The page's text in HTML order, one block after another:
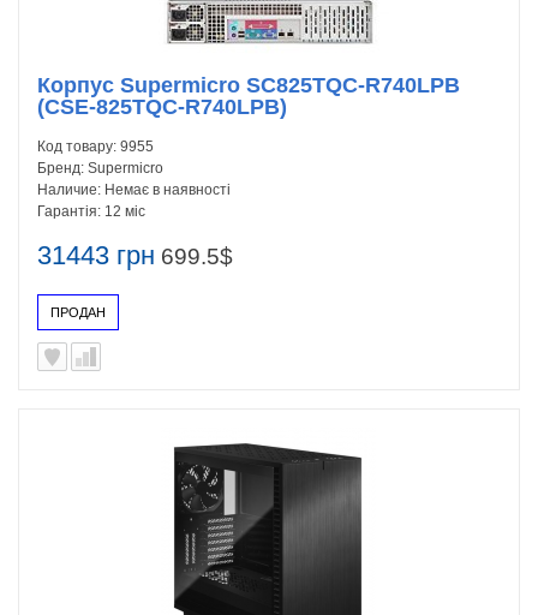
31443 грн 699.5$
ПРОДАН
Корпус Supermicro SC825TQC-R740LPB
(CSE-825TQC-R740LPB)
Код товару: 9955
Бренд: Supermicro
Наличие: Немає в наявності
Гарантія: 12 міс